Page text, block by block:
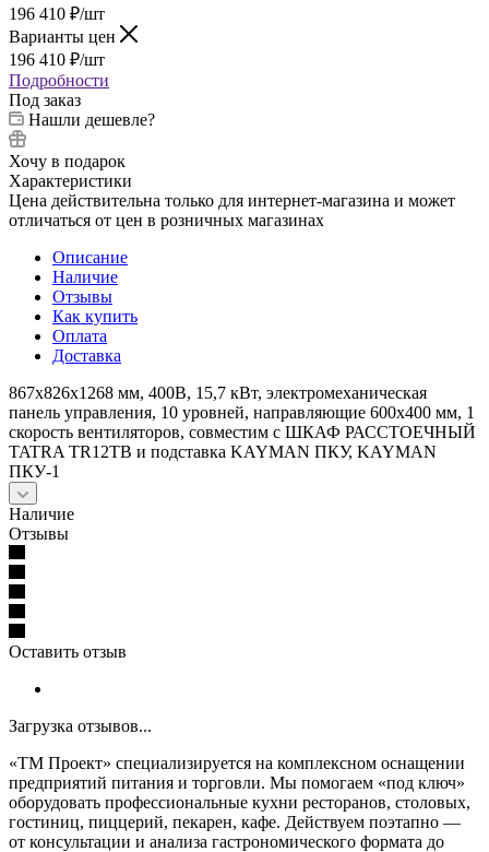
196 410 ₽/шт
Варианты цен
196 410 ₽/шт
Подробности
Под заказ
Нашли дешевле?
Хочу в подарок
Характеристики
Цена действительна только для интернет-магазина и может
отличаться от цен в розничных магазинах
Описание
Наличие
Отзывы
Как купить
Оплата
Доставка
867х826х1268 мм, 400В, 15,7 кВт, электромеханическая
панель управления, 10 уровней, направляющие 600x400 мм, 1
скорость вентиляторов, совместим с ШКАФ РАССТОЕЧНЫЙ
TATRA TR12TB и подставка KAYMAN ПКУ, KAYMAN
ПКУ-1
Наличие
Отзывы
Оставить отзыв
Загрузка отзывов...
«ТМ Проект» специализируется на комплексном оснащении
предприятий питания и торговли. Мы помогаем «под ключ»
оборудовать профессиональные кухни ресторанов, столовых,
гостиниц, пиццерий, пекарен, кафе. Действуем поэтапно —
от консультации и анализа гастрономического формата до